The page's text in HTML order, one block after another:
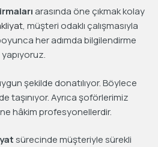
arasında öne çıkmak kolay
, müşteri odaklı çalışmasıyla
her adımda bilgilendirme
yapıyoruz.
şekilde donatılıyor. Böylece
taşınıyor. Ayrıca şoförlerimiz
hâkim profesyonellerdir.
sürecinde müşteriyle sürekli